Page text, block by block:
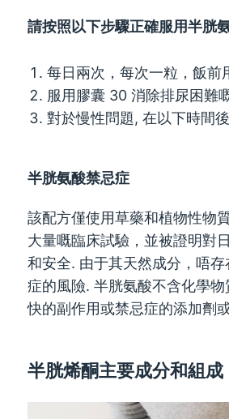
請按照以下步驟正確服用半胱
每日兩次，每次一粒，飯前
服用膠囊 30 消除排尿困難
對於慢性問題, 在以下時間
半胱氨酸禁忌症
該配方僅使用草藥和植物性物
大量嘅臨床試驗，並被證明對
和安全. 由于其天然成分，唔
症的風險. 半胱氨酸不含化學
快的副作用或禁忌症的添加劑
半胱烯酮主要成分和組成